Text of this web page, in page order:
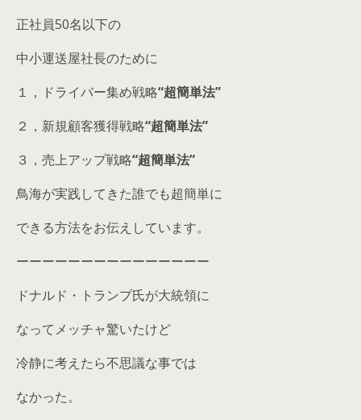
正社員50名以下の
中小運送屋社長のために
１，ドライバー集め戦略“超簡単法”
２，新規顧客獲得戦略“超簡単法”
３，売上アップ戦略“超簡単法”
鳥海が実践してきた誰でも超簡単に
できる方法をお伝えしています。
ーーーーーーーーーーーーーーー
ドナルド・トランプ氏が大統領に
なってメッチャ驚いたけど
冷静に考えたら不思議な事では
なかった。